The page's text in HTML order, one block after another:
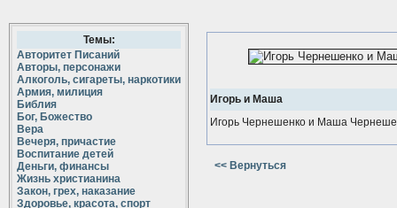
Темы:
Авторитет Писаний
Авторы, персонажи
Алкоголь, сигареты, наркотики
Армия, милиция
Библия
Бог, Божество
Вера
Вечеря, причастие
Воспитание детей
Деньги, финансы
Жизнь христианина
Закон, грех, наказание
Здоровье, красота, спорт
Игорь и Маша
Игорь Чернешенко и Маша
<< Вернуться